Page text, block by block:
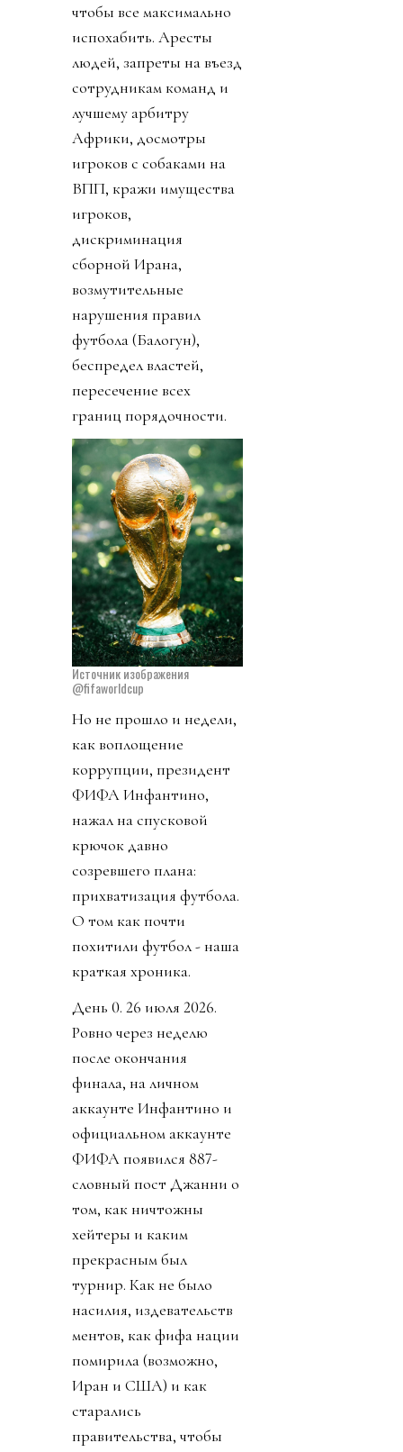
чтобы все максимально
испохабить. Аресты
людей, запреты на въезд
сотрудникам команд и
лучшему арбитру
Африки, досмотры
игроков с собаками на
ВПП, кражи имущества
игроков,
дискриминация
сборной Ирана,
возмутительные
нарушения правил
футбола (Балогун),
беспредел властей,
пересечение всех
границ порядочности.
Источник изображения
@fifaworldcup
Но не прошло и недели,
как воплощение
коррупции, президент
ФИФА Инфантино,
нажал на спусковой
крючок давно
созревшего плана:
прихватизация футбола.
О том как почти
похитили футбол - наша
краткая хроника.
День 0. 26 июля 2026.
Ровно через неделю
после окончания
финала, на личном
аккаунте Инфантино и
официальном аккаунте
ФИФА появился 887-
словный пост Джанни о
том, как ничтожны
хейтеры и каким
прекрасным был
турнир. Как не было
насилия, издевательств
ментов, как фифа нации
помирила (возможно,
Иран и США) и как
старались
правительства, чтобы